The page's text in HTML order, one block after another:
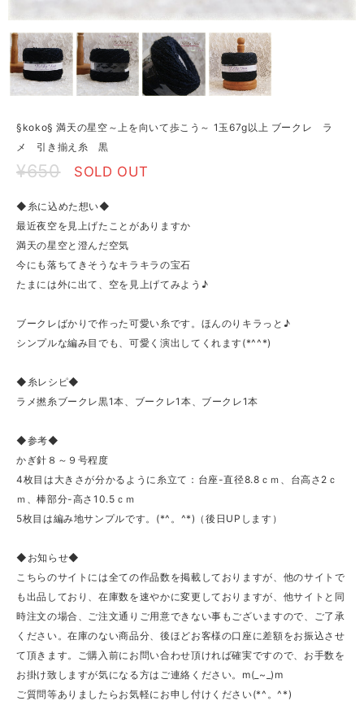
§koko§ 満天の星空～上を向いて歩こう～ 1玉67g以上 ブークレ ラ
メ 引き揃え糸 黒
¥650 SOLD OUT
◆糸に込めた想い◆
最近夜空を見上げたことがありますか
満天の星空と澄んだ空気
今にも落ちてきそうなキラキラの宝石
たまには外に出て、空を見上げてみよう♪
ブークレばかりで作った可愛い糸です。ほんのりキラっと♪
シンプルな編み目でも、可愛く演出してくれます(*^^*)
◆糸レシピ◆
ラメ撚糸ブークレ黒1本、ブークレ1本、ブークレ1本
◆参考◆
かぎ針８～９号程度
4枚目は大きさが分かるように糸立て：台座-直径8.8ｃｍ、台高さ2ｃ
ｍ、棒部分-高さ10.5ｃｍ
5枚目は編み地サンプルです。(*^。^*)（後日UPします）
◆お知らせ◆
こちらのサイトには全ての作品数を掲載しておりますが、他のサイトで
も出品しており、在庫数を速やかに変更しておりますが、他サイトと同
時注文の場合、ご注文通りご用意できない事もございますので、ご了承
ください。在庫のない商品分、後ほどお客様の口座に差額をお振込させ
て頂きます。ご購入前にお問い合わせ頂ければ確実ですので、お手数を
お掛け致しますが気になる方はご連絡ください。m(_~_)m
ご質問等ありましたらお気軽にお申し付けください(*^。^*)